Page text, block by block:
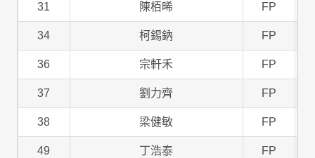
31 陳栢晞 FP
34 柯錫鈉 FP
36 宗軒禾 FP
37 劉力齊 FP
38 梁健敏 FP
49 丁浩泰 FP